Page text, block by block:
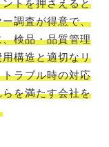
トを押さえると
調査が得意で、
検品・品質管理
構造と適切なリ
ラブル時の対応
を満たす会社を